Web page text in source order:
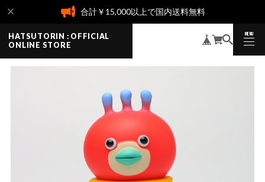
合計￥15,000以上で国内送料無料
HATSUTORIN : OFFICIAL
ONLINE STORE
MENU
CLOSE